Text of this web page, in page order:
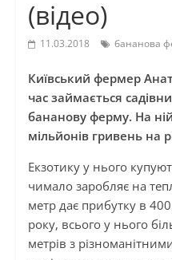
(відео)
11.03.2018 бананова
Київський фермер
час займається
бананову ферму. На
мільйонів гривень на
Екзотику у нього
чимало заробляє на
метр дає прибутку в
року, всього у нього
метрів з